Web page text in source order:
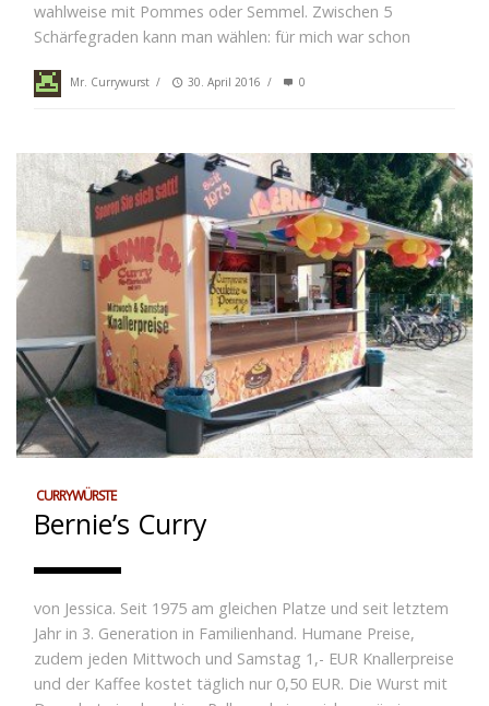
wahlweise mit Pommes oder Semmel. Zwischen 5
Schärfegraden kann man wählen: für mich war schon
Mr. Currywurst / 30. April 2016 / 0
CURRYWÜRSTE
Bernie’s Curry
von Jessica. Seit 1975 am gleichen Platze und seit letztem
Jahr in 3. Generation in Familienhand. Humane Preise,
zudem jeden Mittwoch und Samstag 1,- EUR Knallerpreise
und der Kaffee kostet täglich nur 0,50 EUR. Die Wurst mit